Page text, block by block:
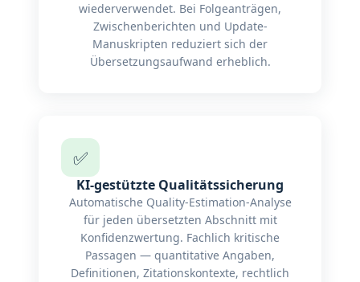
wiederverwendet. Bei Folgeanträgen,
Zwischenberichten und Update-
Manuskripten reduziert sich der
Übersetzungsaufwand erheblich.
✅
KI-gestützte Qualitätssicherung
Automatische Quality-Estimation-Analyse
für jeden übersetzten Abschnitt mit
Konfidenzwertung. Fachlich kritische
Passagen — quantitative Angaben,
Definitionen, Zitationskontexte, rechtlich